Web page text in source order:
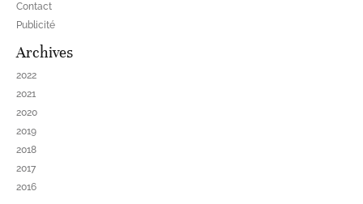
Contact
Publicité
Archives
2022
2021
2020
2019
2018
2017
2016